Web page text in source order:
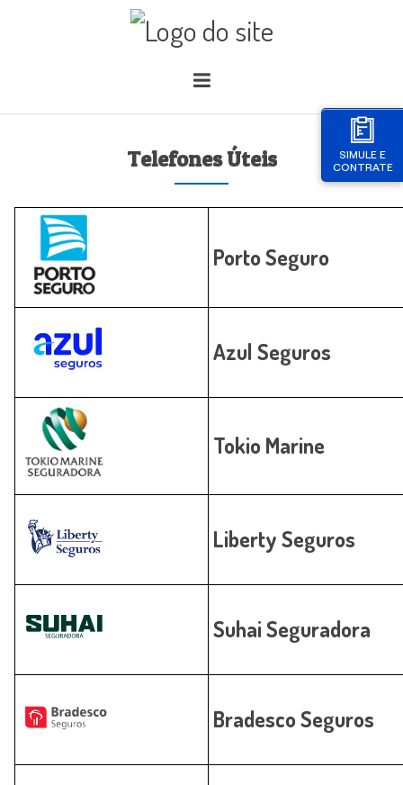
SIMULE E
CONTRATE
Telefones Úteis
Porto Seguro
Azul Seguros
Tokio Marine
Liberty Seguros
Suhai Seguradora
Bradesco Seguros